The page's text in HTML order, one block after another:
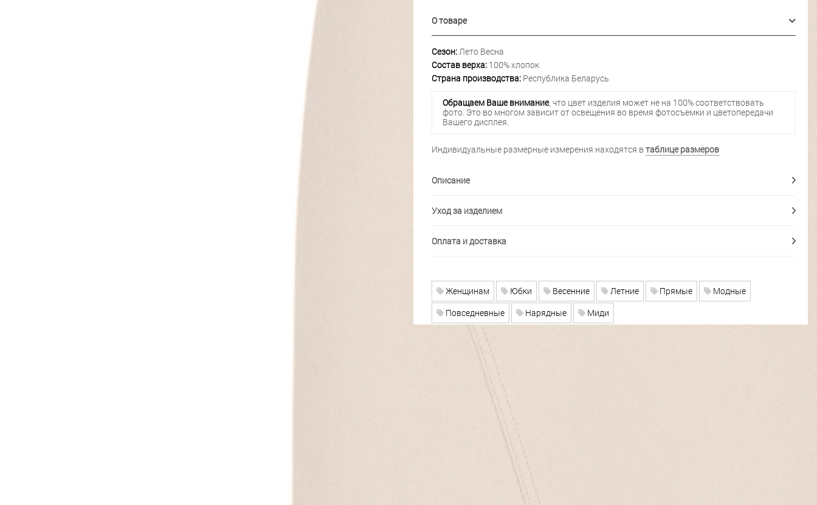
О товаре
Сезон:Лето Весна
Состав верха:100% хлопок
Страна производства:Республика Беларусь
Обращаем Ваше внимание, что цвет изделия может не на 100% соответствовать
фото. Это во многом зависит от освещения во время фотосъемки и цветопередачи
Вашего дисплея.
Индивидуальные размерные измерения находятся в таблице размеров
Описание
Уход за изделием
Оплата и доставка
Женщинам Юбки Весенние Летние Прямые
Модные
Повседневные
Нарядные Миди